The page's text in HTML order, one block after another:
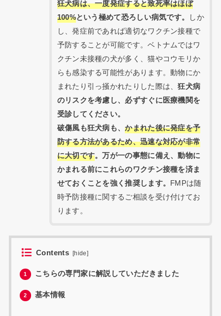
狂犬病は、一度発症すると致死率はほぼ
100%という極めて恐ろしい病気です。
しか
し、発症前であれば適切なワクチン接種で
予防することが可能です。ベトナムではワ
クチン未接種の犬が多く、猫やコウモリか
らも感染する可能性があります。動物にか
まれたり引っ掻かれたりした際は、狂犬病
のリスクを考慮し、必ずすぐに医療機関を
受診してください。
破傷風も狂犬病も、かまれた後に発症を予
防する方法があるため、迅速な対応が非常
に大切です。万が一の事態に備え、動物に
かまれる前にこれらのワクチン接種を済ま
せておくことを強く推奨します。
FMPは随
時予防接種に関するご相談を受け付けてお
ります。
Contents [hide]
1 こちらの専門家に解説していただきました
2 基本情報